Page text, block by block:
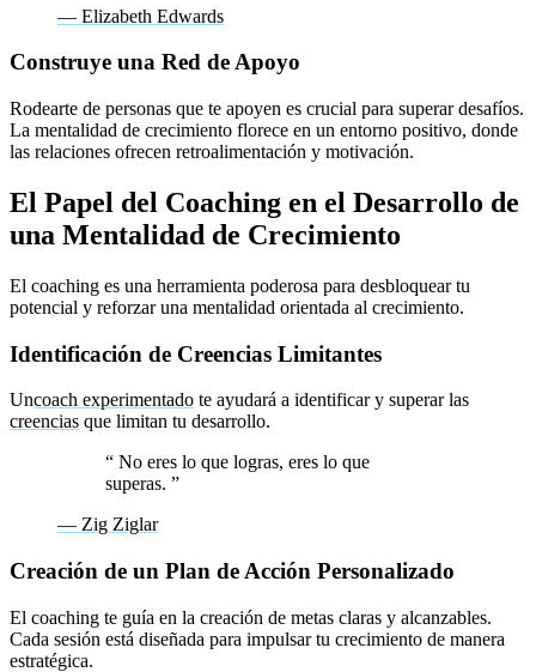
— Elizabeth Edwards
Construye una Red de Apoyo
Rodearte de personas que te apoyen es crucial para superar desafíos.
La mentalidad de crecimiento florece en un entorno positivo, donde
las relaciones ofrecen retroalimentación y motivación.
El Papel del Coaching en el Desarrollo de
una Mentalidad de Crecimiento
El coaching es una herramienta poderosa para desbloquear tu
potencial y reforzar una mentalidad orientada al crecimiento.
Identificación de Creencias Limitantes
Uncoach experimentado te ayudará a identificar y superar las
creencias que limitan tu desarrollo.
“ No eres lo que logras, eres lo que
superas. ”
— Zig Ziglar
Creación de un Plan de Acción Personalizado
El coaching te guía en la creación de metas claras y alcanzables.
Cada sesión está diseñada para impulsar tu crecimiento de manera
estratégica.